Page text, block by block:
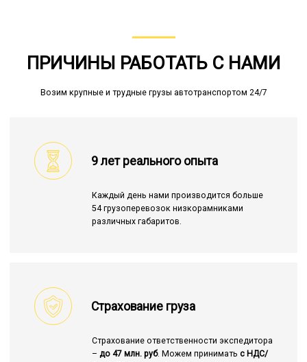
ПРИЧИНЫ РАБОТАТЬ С НАМИ
Возим крупные и трудные грузы автотранспортом 24/7
9 лет реального опыта
Каждый день нами производится больше
54 грузоперевозок низкорамниками
различных габаритов.
Страхование груза
Страхование ответственности экспедитора
– до 47 млн. руб. Можем принимать с НДС/